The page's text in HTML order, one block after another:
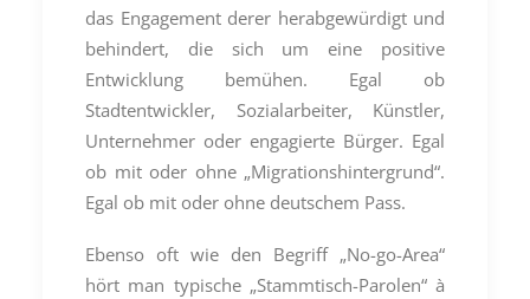
das Engagement derer herabgewürdigt und
behindert, die sich um eine positive
Entwicklung bemühen. Egal ob
Stadtentwickler, Sozialarbeiter, Künstler,
Unternehmer oder engagierte Bürger. Egal
ob mit oder ohne „Migrationshintergrund“.
Egal ob mit oder ohne deutschem Pass.
Ebenso oft wie den Begriff „No-go-Area“
hört man typische „Stammtisch-Parolen“ à